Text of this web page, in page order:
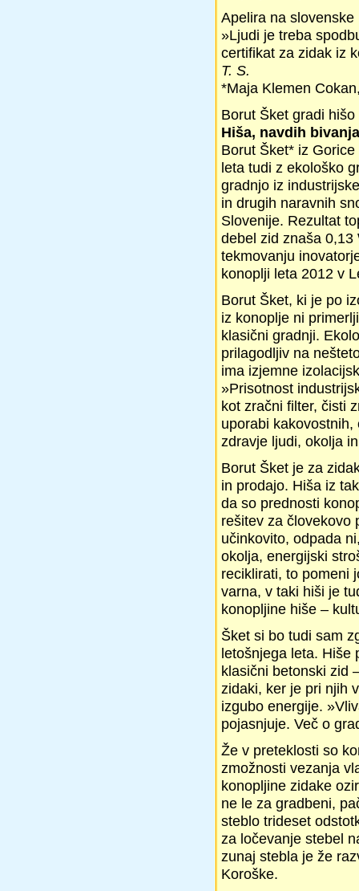
Apelira na
»Ljudi je treba
certifikat za zidak iz
T. S.
*Maja Klemen
Borut Šket gradi
Hiša, navdih bivanja
Borut Šket* iz
leta tudi z ekološko
gradnjo iz
in drugih naravnih
Slovenije. Rezultat
debel zid znaša
tekmovanju
konoplji leta 2012 v
Borut Šket, ki je po
iz konoplje ni
klasični gradnji.
prilagodljiv na
ima izjemne
»Prisotnost
kot zračni filter, čisti
uporabi
zdravje ljudi, okolja
Borut Šket je za
in prodajo. Hiša iz
da so prednosti
rešitev za človekovo
učinkovito, odpada
okolja, energijski
reciklirati, to pomeni
varna, v taki hiši je
konopljine hiše –
Šket si bo tudi sam
letošnjega leta. Hiše
klasični betonski zid
zidaki, ker je pri njih
izgubo energije.
pojasnjuje. Več o
Že v preteklosti so
zmožnosti vezanja
konopljine zidake
ne le za gradbeni,
steblo trideset
za ločevanje stebel
zunaj stebla je že
Koroške.